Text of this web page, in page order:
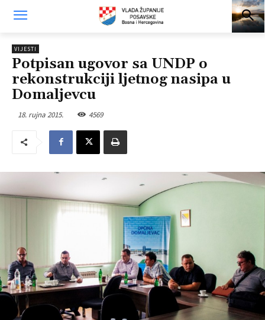
VIJESTI
Potpisan ugovor sa UNDP o
rekonstrukciji ljetnog nasipa u
Domaljevcu
18. rujna 2015. 4569